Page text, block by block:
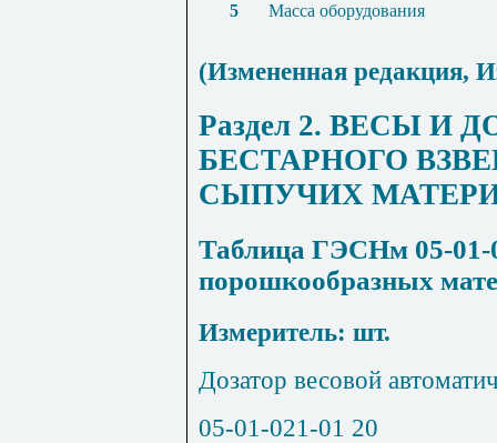
5 Масса оборудования
(Измененная редакция,
Раздел 2. ВЕСЫ И
БЕСТАРНОГО
СЫПУЧИХ
Таблица ГЭСНм 05-01-
порошкообразных
Измеритель: шт.
Дозатор весовой
05-01-021-01 20